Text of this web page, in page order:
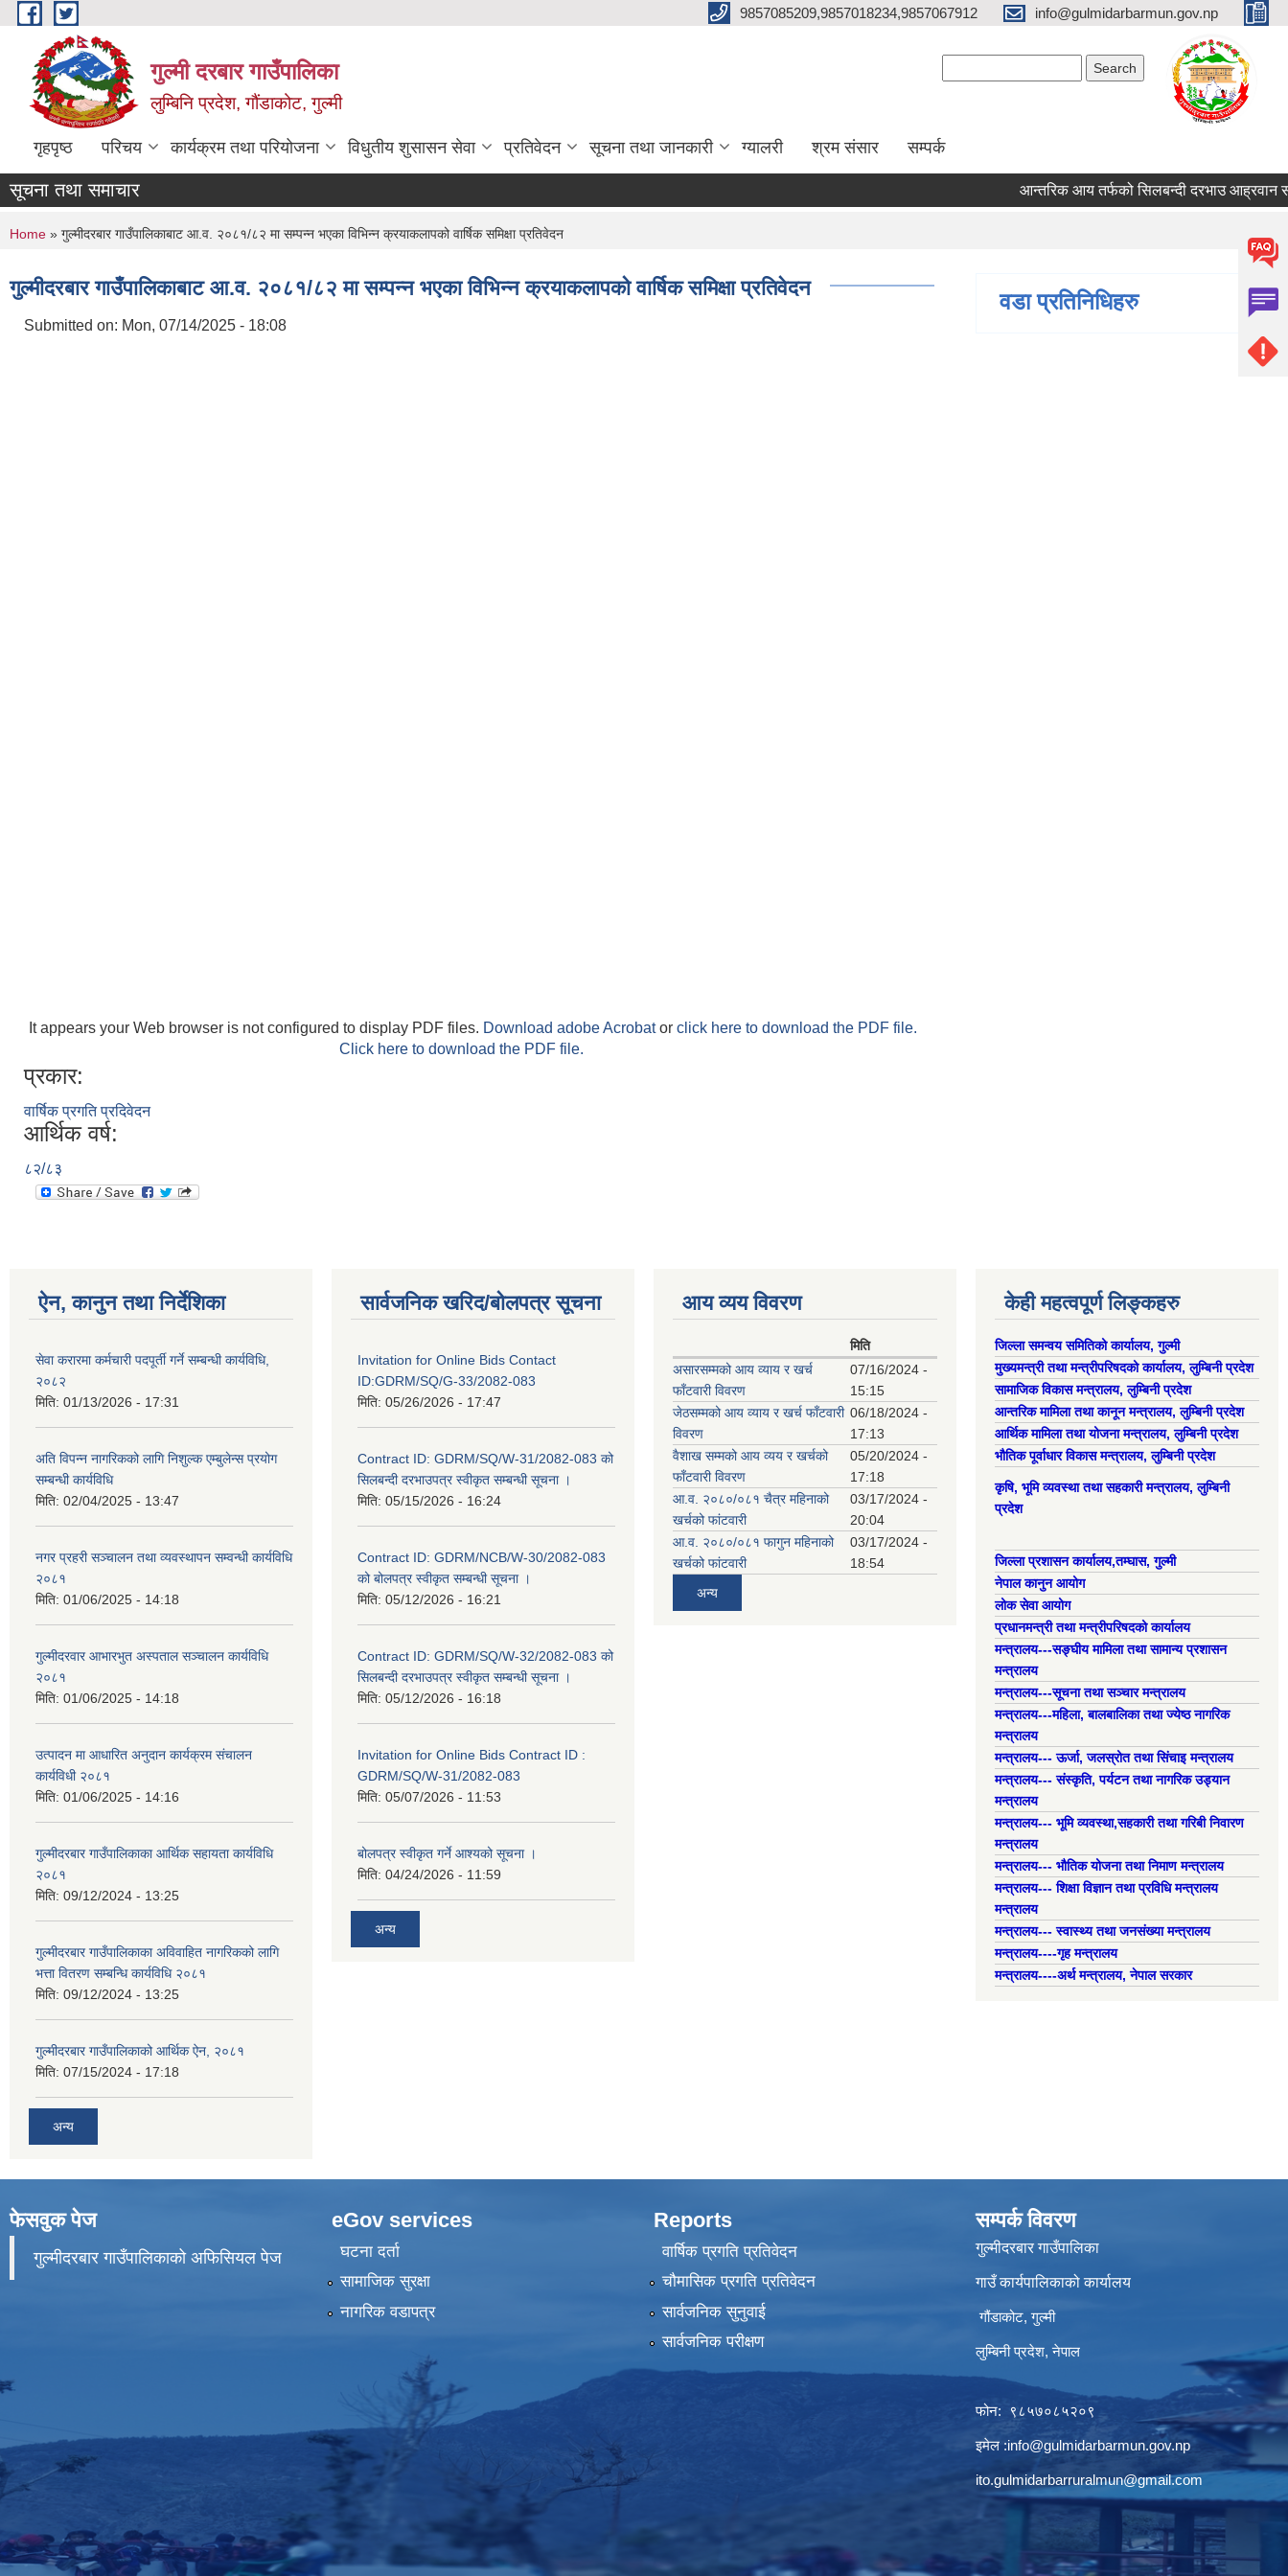
Skip to main content 9857085209,9857018234,9857067912 info@gulmidarbarmun.gov.np
गुल्मी दरबार गाउँपालिका
लुम्बिनि प्रदेश, गौंडाकोट, गुल्मी
गृहपृष्ठ परिचय कार्यक्रम तथा परियोजना विधुतीय शुसासन सेवा प्रतिवेदन सूचना तथा जानकारी ग्यालरी श्रम संसार सम्पर्क
सूचना तथा समाचार आन्तरिक आय तर्फको सिलबन्दी दरभाउ आह्रवान
You are here
Home » गुल्मीदरबार गाउँपालिकाबाट आ.व. २०८१/८२ मा सम्पन्न भएका विभिन्न क्रयाकलापको वार्षिक समिक्षा प्रतिवेदन
गुल्मीदरबार गाउँपालिकाबाट आ.व. २०८१/८२ मा सम्पन्न भएका विभिन्न क्रयाकलापको वार्षिक समिक्षा प्रतिवेदन
Submitted on: Mon, 07/14/2025 - 18:08
It appears your Web browser is not configured to display PDF files. Download adobe Acrobator click here to download the PDF file.
Click here to download the PDF file.
प्रकार:
वार्षिक प्रगति प्रदिवेदन
आर्थिक वर्ष:
८२/८३
वडा प्रतिनिधिहरु
ऐन, कानुन तथा निर्देशिका
सेवा करारमा कर्मचारी पदपूर्ती गर्ने सम्बन्धी कार्यविधि,
२०८२
मिति: 01/13/2026 - 17:31
अति विपन्न नागरिकको लागि निशुल्क एम्बुलेन्स प्रयोग
सम्बन्धी कार्यविधि
मिति: 02/04/2025 - 13:47
नगर प्रहरी सञ्चालन तथा व्यवस्थापन सम्वन्धी कार्यविधि
२०८१
मिति: 01/06/2025 - 14:18
गुल्मीदरवार आभारभुत अस्पताल सञ्चालन कार्यविधि
२०८१
मिति: 01/06/2025 - 14:18
उत्पादन मा आधारित अनुदान कार्यक्रम संचालन
कार्यविधी २०८१
मिति: 01/06/2025 - 14:16
गुल्मीदरबार गाउँपालिकाका आर्थिक सहायता कार्यविधि
२०८१
मिति: 09/12/2024 - 13:25
गुल्मीदरबार गाउँपालिकाका अविवाहित नागरिकको लागि
भत्ता वितरण सम्बन्धि कार्यविधि २०८१
मिति: 09/12/2024 - 13:25
गुल्मीदरबार गाउँपालिकाको आर्थिक ऐन, २०८१
मिति: 07/15/2024 - 17:18
अन्य
सार्वजनिक खरिद/बोलपत्र सूचना
Invitation for Online Bids Contact
ID:GDRM/SQ/G-33/2082-083
मिति: 05/26/2026 - 17:47
Contract ID: GDRM/SQ/W-31/2082-083 को
सिलबन्दी दरभाउपत्र स्वीकृत सम्बन्धी सूचना ।
मिति: 05/15/2026 - 16:24
Contract ID: GDRM/NCB/W-30/2082-083
को बोलपत्र स्वीकृत सम्बन्धी सूचना ।
मिति: 05/12/2026 - 16:21
Contract ID: GDRM/SQ/W-32/2082-083 को
सिलबन्दी दरभाउपत्र स्वीकृत सम्बन्धी सूचना ।
मिति: 05/12/2026 - 16:18
Invitation for Online Bids Contract ID :
GDRM/SQ/W-31/2082-083
मिति: 05/07/2026 - 11:53
बोलपत्र स्वीकृत गर्ने आश्यको सूचना ।
मिति: 04/24/2026 - 11:59
अन्य
आय व्यय विवरण
मिति
असारसम्मको आय व्याय र खर्च
फाँटवारी विवरण
07/16/2024 -
15:15
जेठसम्मको आय व्याय र खर्च फाँटवारी
विवरण
06/18/2024 -
17:13
वैशाख सम्मको आय व्यय र खर्चको
फाँटवारी विवरण
05/20/2024 -
17:18
आ.व. २०८०/०८१ चैत्र महिनाको
खर्चको फांटवारी
03/17/2024 -
20:04
आ.व. २०८०/०८१ फागुन महिनाको
खर्चको फांटवारी
03/17/2024 -
18:54
अन्य
केही महत्वपूर्ण लिङ्कहरु
जिल्ला समन्वय समितिको कार्यालय, गुल्मी
मुख्यमन्त्री तथा मन्त्रीपरिषदको कार्यालय, लुम्बिनी प्रदेश
सामाजिक विकास मन्त्रालय, लुम्बिनी प्रदेश
आन्तरिक मामिला तथा कानून मन्त्रालय, लुम्बिनी प्रदेश
आर्थिक मामिला तथा योजना मन्त्रालय, लुम्बिनी प्रदेश
भौतिक पूर्वाधार विकास मन्त्रालय, लुम्बिनी प्रदेश
कृषि, भूमि व्यवस्था तथा सहकारी मन्त्रालय, लुम्बिनी
प्रदेश
जिल्ला प्रशासन कार्यालय,तम्घास, गुल्मी
नेपाल कानुन आयोग
लोक सेवा आयोग
प्रधानमन्त्री तथा मन्त्रीपरिषदको कार्यालय
मन्त्रालय---सङ्घीय मामिला तथा सामान्य प्रशासन
मन्त्रालय
मन्त्रालय---सूचना तथा सञ्चार मन्त्रालय
मन्त्रालय---महिला, बालबालिका तथा ज्येष्ठ नागरिक
मन्त्रालय
मन्त्रालय--- ऊर्जा, जलस्रोत तथा सिंचाइ मन्त्रालय
मन्त्रालय--- संस्कृति, पर्यटन तथा नागरिक उड्यान
मन्त्रालय
मन्त्रालय--- भूमि व्यवस्था,सहकारी तथा गरिबी निवारण
मन्त्रालय
मन्त्रालय--- भौतिक योजना तथा निमाण मन्त्रालय
मन्त्रालय--- शिक्षा विज्ञान तथा प्रविधि मन्त्रालय
मन्त्रालय
मन्त्रालय--- स्वास्थ्य तथा जनसंख्या मन्त्रालय
मन्त्रालय----गृह मन्त्रालय
मन्त्रालय----अर्थ मन्त्रालय, नेपाल सरकार
फेसवुक पेज
गुल्मीदरबार गाउँपालिकाको अफिसियल पेज
eGov services
घटना दर्ता
सामाजिक सुरक्षा
नागरिक वडापत्र
Reports
वार्षिक प्रगति प्रतिवेदन
चौमासिक प्रगति प्रतिवेदन
सार्वजनिक सुनुवाई
सार्वजनिक परीक्षण
सम्पर्क विवरण
गुल्मीदरबार गाउँपालिका
गाउँ कार्यपालिकाको कार्यालय
गौंडाकोट, गुल्मी
लुम्बिनी प्रदेश, नेपाल
फोन: ९८५७०८५२०९
इमेल :info@gulmidarbarmun.gov.np
ito.gulmidarbarruralmun@gmail.com